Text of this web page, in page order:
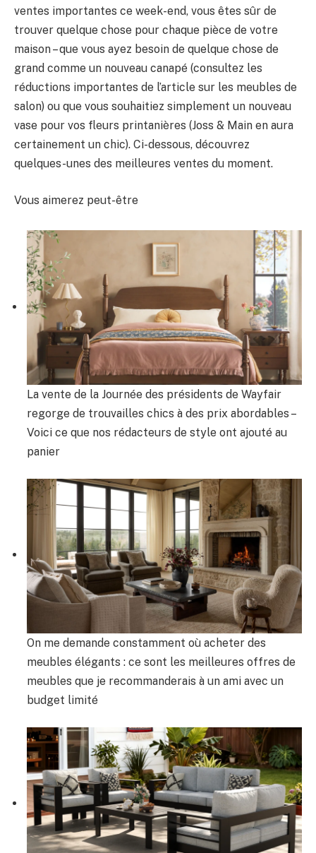
ventes importantes ce week-end, vous êtes sûr de
trouver quelque chose pour chaque pièce de votre
maison – que vous ayez besoin de quelque chose de
grand comme un nouveau canapé (consultez les
réductions importantes de l’article sur les meubles de
salon) ou que vous souhaitiez simplement un nouveau
vase pour vos fleurs printanières (Joss & Main en aura
certainement un chic). Ci-dessous, découvrez
quelques-unes des meilleures ventes du moment.
Vous aimerez peut-être
La vente de la Journée des présidents de Wayfair
regorge de trouvailles chics à des prix abordables –
Voici ce que nos rédacteurs de style ont ajouté au
panier
On me demande constamment où acheter des
meubles élégants : ce sont les meilleures offres de
meubles que je recommanderais à un ami avec un
budget limité